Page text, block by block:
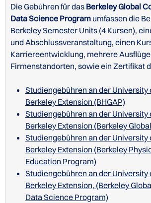
Die Gebühren für das Berkeley Global
Data Science Program umfassen die
Berkeley Semester Units (4 Kursen),
und Abschlussveranstaltung, einen
Karriereentwicklung, mehrere Ausflüge
Firmenstandorten, sowie ein Zertifikat
Studiengebühren an der University
Berkeley Extension (BHGAP)
Studiengebühren an der University
Berkeley Extension (Berkeley
Studiengebühren an der University
Berkeley Extension (Berkeley
Education Program)
Studiengebühren an der University
Berkeley Extension, (Berkeley
Data Science Program)